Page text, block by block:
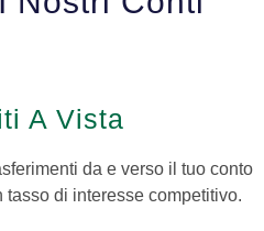
A Vista
da e verso il tuo conto
tasso di interesse competitivo.